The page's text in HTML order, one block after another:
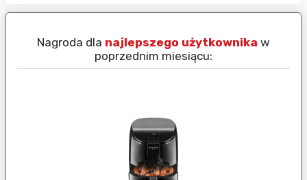
Nagroda dla najlepszego użytkownika w
poprzednim miesiącu: